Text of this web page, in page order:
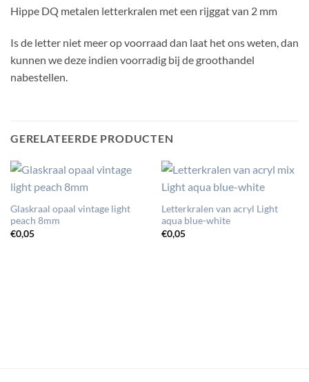
Hippe DQ metalen letterkralen met een rijggat van 2 mm
Is de letter niet meer op voorraad dan laat het ons weten, dan
kunnen we deze indien voorradig bij de groothandel
nabestellen.
GERELATEERDE PRODUCTEN
Glaskraal opaal vintage light
peach 8mm
€0,05
Letterkralen van acryl Light
aqua blue-white
€0,05